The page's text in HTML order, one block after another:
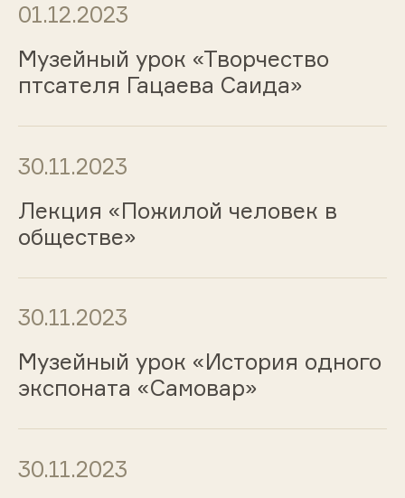
01.12.2023
Музейный урок «Творчество
птсателя Гацаева Саида»
30.11.2023
Лекция «Пожилой человек в
обществе»
30.11.2023
Музейный урок «История одного
экспоната «Самовар»
30.11.2023